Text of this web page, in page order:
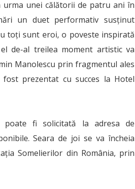
urma unei călătorii de patru ani în
un duet performativ susținut
toți sunt eroi, o poveste inspirată
de-al treilea moment artistic va
Manolescu prin fragmentul ales
prezentat cu succes la Hotel
fi solicitată la adresa de
Seara de joi se va încheia
Somelierilor din România, prin